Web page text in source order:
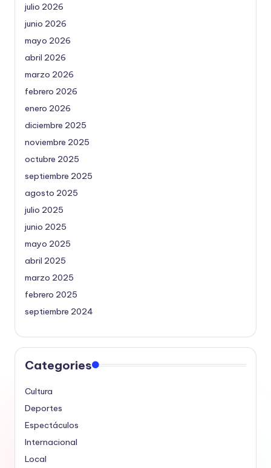
julio 2026
junio 2026
mayo 2026
abril 2026
marzo 2026
febrero 2026
enero 2026
diciembre 2025
noviembre 2025
octubre 2025
septiembre 2025
agosto 2025
julio 2025
junio 2025
mayo 2025
abril 2025
marzo 2025
febrero 2025
septiembre 2024
Categories
Cultura
Deportes
Espectáculos
Internacional
Local